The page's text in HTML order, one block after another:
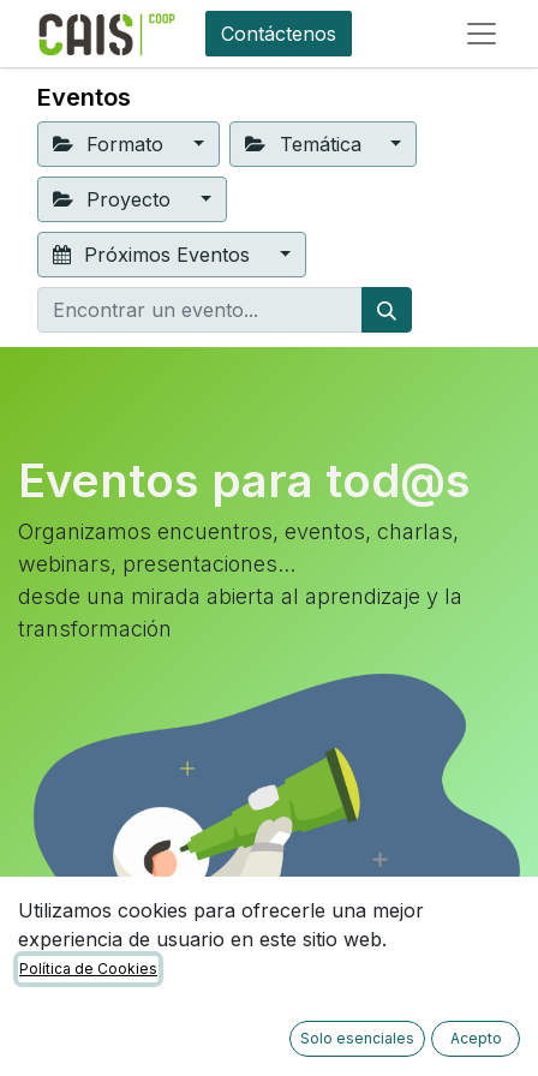
Contáctenos
Eventos
Formato Temática
Proyecto
Próximos Eventos
Eventos para tod@s
Organizamos encuentros, eventos, charlas,
webinars, presentaciones...
desde una mirada abierta al aprendizaje y la
transformación
Utilizamos cookies para ofrecerle una mejor
experiencia de usuario en este sitio web.
Política de Cookies
Solo esenciales Acepto